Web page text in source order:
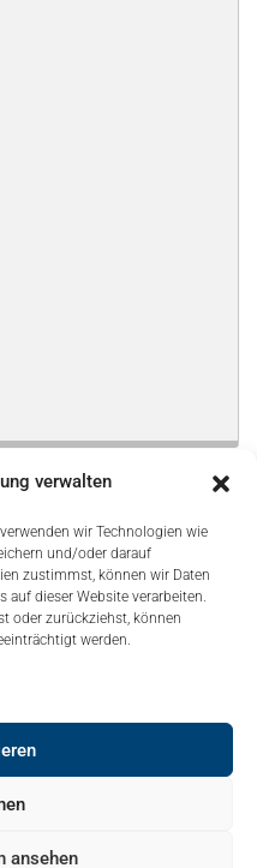
verwalten
wir Technologien wie
und/oder darauf
zustimmst, können wir Daten
auf dieser Website verarbeiten.
oder zurückziehst, können
werden.
ansehen